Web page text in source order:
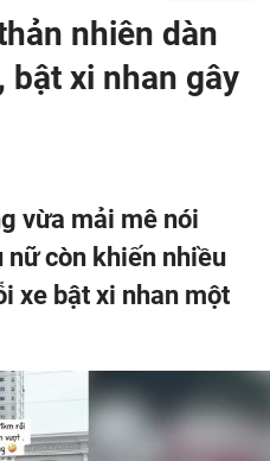
nhiên dàn
bật xi nhan gây
vừa mải mê nói
nữ còn khiến nhiều
xe bật xi nhan một